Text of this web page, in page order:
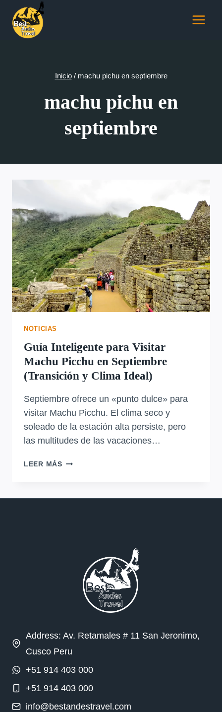
Saltar
contenido
Inicio / machu pichu en septiembre
machu pichu en
septiembre
NOTICIAS
Guía Inteligente para Visitar
Machu Picchu en Septiembre
(Transición y Clima Ideal)
Septiembre ofrece un «punto dulce» para
visitar Machu Picchu. El clima seco y
soleado de la estación alta persiste, pero
las multitudes de las vacaciones…
LEER MÁSGUÍA
CLIMA
IDEAL)
Address: Av. Retamales # 11 San Jeronimo,
Cusco Peru
+51 914 403 000
+51 914 403 000
info@bestandestravel.com